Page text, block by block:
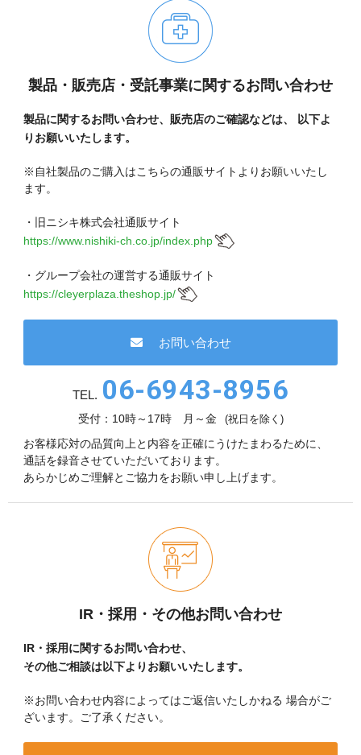
製品・販売店・受託事業に関するお問い合わせ
製品に関するお問い合わせ、販売店のご確認などは、
以下よ
りお願いいたします。
※自社製品のご購入はこちらの通販サイトよりお願いいたし
ます。
・旧ニシキ株式会社通販サイト
https://www.nishiki-ch.co.jp/index.php
・グループ会社の運営する通販サイト
https://cleyerplaza.theshop.jp/
お問い合わせ
TEL. 06-6943-8956
受付：10時～17時 月～金 (祝日を除く)
お客様応対の品質向上と内容を正確にうけたまわるために、
通話を録音させていただいております。
あらかじめご理解とご協力をお願い申し上げます。
IR・採用・その他お問い合わせ
IR・採用に関するお問い合わせ、
その他ご相談は以下よりお願いいたします。
※お問い合わせ内容によってはご返信いたしかねる 場合がご
ざいます。ご了承ください。